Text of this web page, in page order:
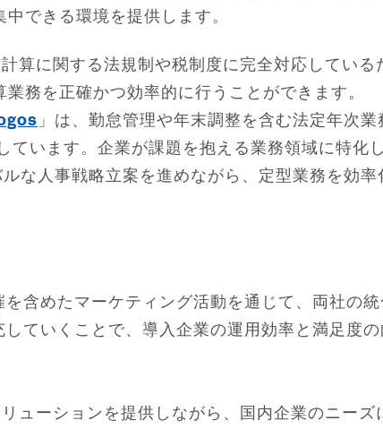
できる環境を提供します。
算に関する法規制や税制度に完全対応している
務を正確かつ効率的に行うことができます。
」は、勤怠管理や年末調整を含む法定年次業
います。企業が課題を抱える業務領域に特化
な人事戦略立案を進めながら、定型業務を効率
含めたマーケティング活動を通じて、両社の
ていくことで、導入企業の運用効率と満足度
ューションを提供しながら、国内企業のニーズ